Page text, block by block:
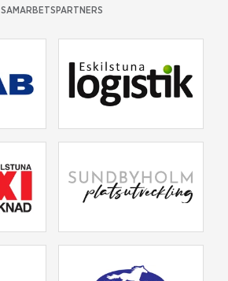
SAMARBETSPARTNERS